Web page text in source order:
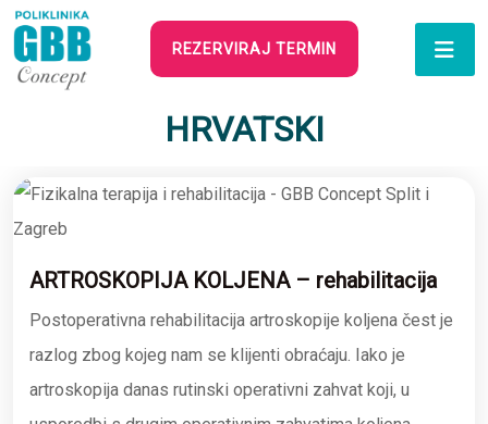
REZERVIRAJ TERMIN
HRVATSKI
ARTROSKOPIJA KOLJENA – rehabilitacija
Postoperativna rehabilitacija artroskopije koljena čest je
razlog zbog kojeg nam se klijenti obraćaju. Iako je
artroskopija danas rutinski operativni zahvat koji, u